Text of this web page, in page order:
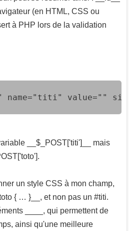
(en HTML, CSS ou
à PHP lors de la validation
name="titi" value=""
__$_POST['titi']__ mais
un style CSS à mon champ,
{ … }__, et non pas un #titi.
__
__, qui permettent de
ainsi qu'une meilleure